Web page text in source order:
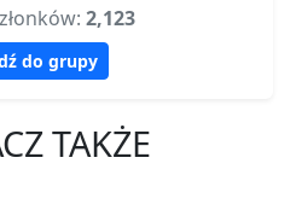
2,123
do grupy
TAKŻE